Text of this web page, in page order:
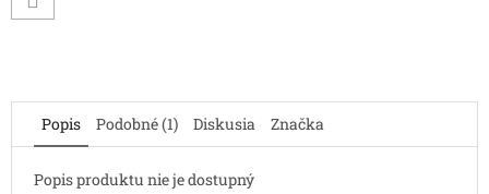
Popis Podobné (1) Diskusia Značka
Popis produktu nie je dostupný